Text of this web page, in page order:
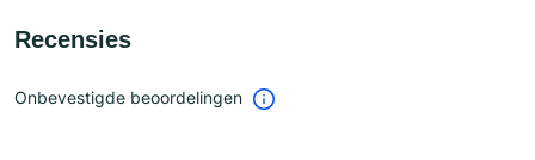
Recensies
Onbevestigde beoordelingen